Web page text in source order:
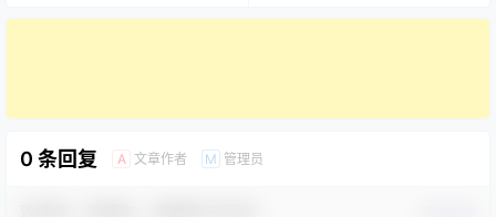
0 条回复 A 文章作者 M 管理员